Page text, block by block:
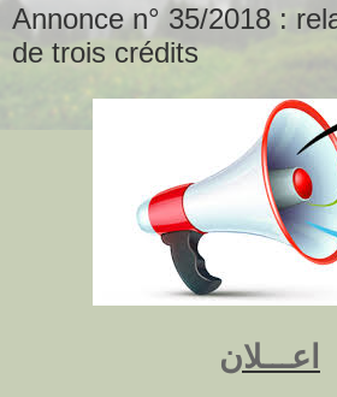
Annonce n° 35/2018 :
de trois crédits
اعـــلان